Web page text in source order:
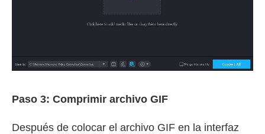
Paso 3: Comprimir archivo GIF
Después de colocar el archivo GIF en la interfaz